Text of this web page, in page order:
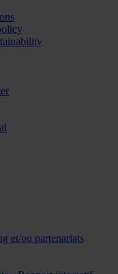
et/ou partenariats